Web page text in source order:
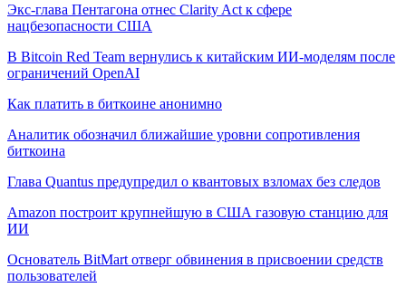
Экс-глава Пентагона отнес Clarity Act к сфере
нацбезопасности США
В Bitcoin Red Team вернулись к китайским ИИ-моделям после
ограничений OpenAI
Как платить в биткоине анонимно
Аналитик обозначил ближайшие уровни сопротивления
биткоина
Глава Quantus предупредил о квантовых взломах без следов
Amazon построит крупнейшую в США газовую станцию для
ИИ
Основатель BitMart отверг обвинения в присвоении средств
пользователей